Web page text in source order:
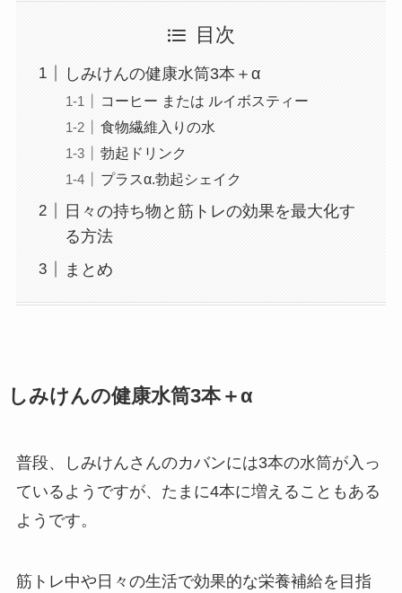
目次
しみけんの健康水筒3本＋α
コーヒー または ルイボスティー
食物繊維入りの水
勃起ドリンク
プラスα.勃起シェイク
日々の持ち物と筋トレの効果を最大化す
る方法
まとめ
しみけんの健康水筒3本＋α
普段、しみけんさんのカバンには3本の水筒が入っ
ているようですが、たまに4本に増えることもある
ようです。
筋トレ中や日々の生活で効果的な栄養補給を目指